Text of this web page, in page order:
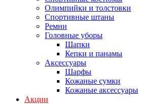
Олимпийки и толстовки
Спортивные штаны
Ремни
Головные уборы
Шапки
Кепки и панамы
Аксессуары
Шарфы
Кожаные сумки
Кожаные аксессуары
Акции